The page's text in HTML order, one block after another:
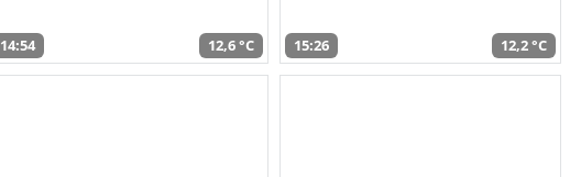
14:54 12,6 °C 15:26 12,2 °C